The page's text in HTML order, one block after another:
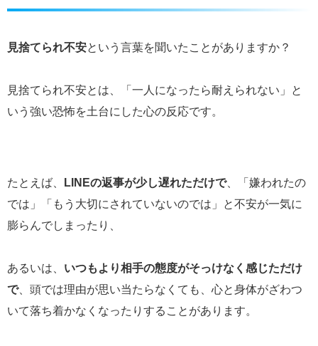
見捨てられ不安という言葉を聞いたことがありますか？
見捨てられ不安とは、「一人になったら耐えられない」と
いう強い恐怖を土台にした心の反応です。
たとえば、 LINEの返事が少し遅れただけで、「嫌われたの
では」「もう大切にされていないのでは」と不安が一気に
膨らんでしまったり、
あるいは、 いつもより相手の態度がそっけなく感じただけ
で、頭では理由が思い当たらなくても、心と身体がざわつ
いて落ち着かなくなったりすることがあります。